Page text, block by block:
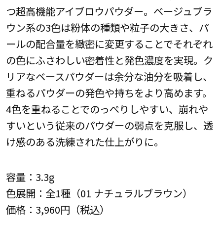
つ超高機能アイブロウパウダー。ベージュブラ
ウン系の3色は粉体の種類や粒子の大きさ、パ
ールの配合量を緻密に変更することでそれぞれ
の色にふさわしい密着性と発色濃度を実現。ク
リアなベースパウダーは余分な油分を吸着し、
重ねるパウダーの発色や持ちをより高めます。
4色を重ねることでのっぺりしやすい、崩れや
すいという従来のパウダーの弱点を克服し、透
け感のある洗練された仕上がりに。
容量：3.3g
色展開：全1種（01 ナチュラルブラウン）
価格：3,960円（税込）